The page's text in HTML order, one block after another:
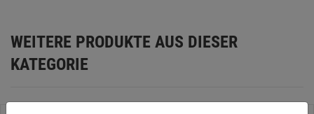
WEITERE PRODUKTE AUS DIESER
KATEGORIE